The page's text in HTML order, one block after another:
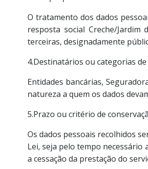
O tratamento dos dados
resposta social Creche/
terceiras, designadamente
4.Destinatários ou categorias
Entidades bancárias,
natureza a quem os dados
5.Prazo ou critério de
Os dados pessoais recolhidos
Lei, seja pelo tempo
a cessação da prestação do